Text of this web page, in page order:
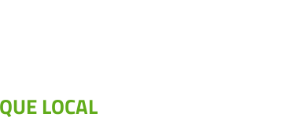
LOCAL